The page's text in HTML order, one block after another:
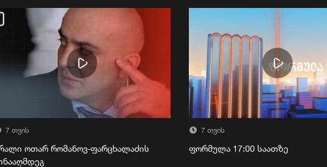
7 თვის
ოთარ რომანოვ-ფარცხალაძის
7 თვის
ფორმულა 17:00 საათზე